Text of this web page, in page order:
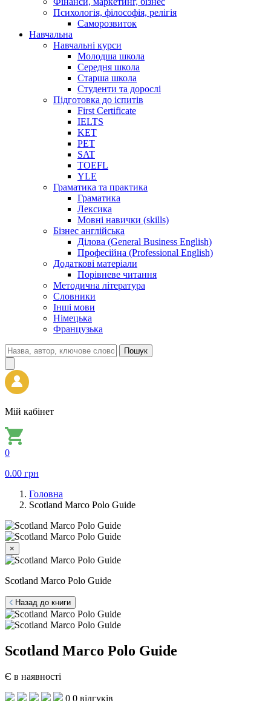
Психологія, філософія, релігія
Саморозвиток
Навчальна
Навчальні курси
Молодша школа
Середня школа
Старша школа
Студенти та дорослі
Підготовка до іспитів
First Certificate
IELTS
KET
PET
SAT
TOEFL
YLE
Граматика та практика
Граматика
Лексика
Мовні навички (skills)
Бізнес англійська
Ділова (General Business English)
Професійна (Professional English)
Додаткові матеріали
Порівневе читання
Методична література
Словники
Інші мови
Німецька
Французька
Пошук
Мій кабінет
0
0.00 грн
Головна
Scotland Marco Polo Guide
×
Scotland Marco Polo Guide
Назад до книги
Scotland Marco Polo Guide
Є в наявності
0 0 відгуків